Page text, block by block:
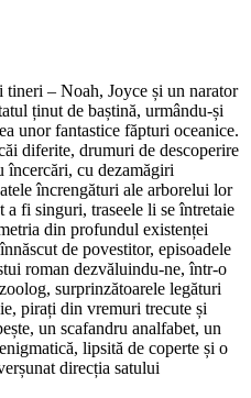
– Noah, Joyce și un narator
ținut de baștină, urmându-și
unor fantastice făpturi oceanice.
diferite, drumuri de descoperire
încercări, cu dezamăgiri
încrengături ale arborelui lor
a fi singuri, traseele li se întretaie
din profundul existenței
de povestitor, episoadele
roman dezvăluindu-ne, într-o
surprinzătoarele legături
pirați din vremuri trecute și
un scafandru analfabet, un
lipsită de coperte și o
direcția satului